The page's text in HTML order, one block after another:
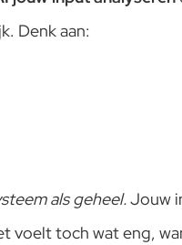
Denk aan:
als geheel.Jouw
voelt toch wat eng,